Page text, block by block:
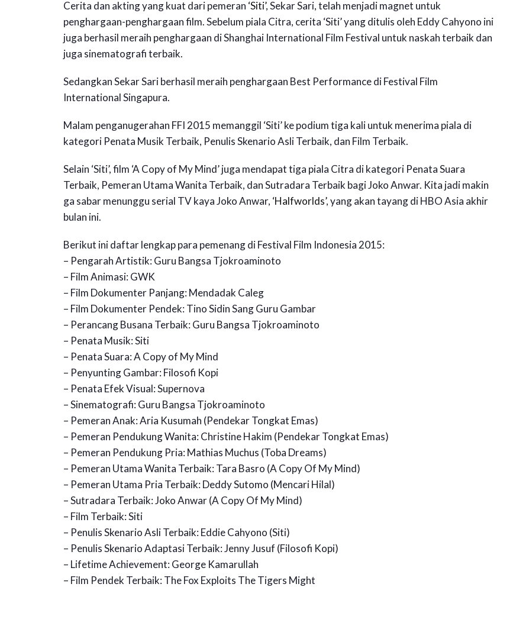
Cerita dan akting yang kuat dari pemeran ‘Siti’, Sekar Sari, telah menjadi magnet untuk
penghargaan-penghargaan film. Sebelum piala Citra, cerita ‘Siti’ yang ditulis oleh Eddy Cahyono ini
juga berhasil meraih penghargaan di Shanghai International Film Festival untuk naskah terbaik dan
juga sinematografi terbaik.
Sedangkan Sekar Sari berhasil meraih penghargaan Best Performance di Festival Film
International Singapura.
Malam penganugerahan FFI 2015 memanggil ‘Siti’ ke podium tiga kali untuk menerima piala di
kategori Penata Musik Terbaik, Penulis Skenario Asli Terbaik, dan Film Terbaik.
Selain ‘Siti’, film ‘A Copy of My Mind’ juga mendapat tiga piala Citra di kategori Penata Suara
Terbaik, Pemeran Utama Wanita Terbaik, dan Sutradara Terbaik bagi Joko Anwar. Kita jadi makin
ga sabar menunggu serial TV kaya Joko Anwar, ‘Halfworlds’, yang akan tayang di HBO Asia akhir
bulan ini.
Berikut ini daftar lengkap para pemenang di Festival Film Indonesia 2015:
– Pengarah Artistik: Guru Bangsa Tjokroaminoto
– Film Animasi: GWK
– Film Dokumenter Panjang: Mendadak Caleg
– Film Dokumenter Pendek: Tino Sidin Sang Guru Gambar
– Perancang Busana Terbaik: Guru Bangsa Tjokroaminoto
– Penata Musik: Siti
– Penata Suara: A Copy of My Mind
– Penyunting Gambar: Filosofi Kopi
– Penata Efek Visual: Supernova
– Sinematografi: Guru Bangsa Tjokroaminoto
– Pemeran Anak: Aria Kusumah (Pendekar Tongkat Emas)
– Pemeran Pendukung Wanita: Christine Hakim (Pendekar Tongkat Emas)
– Pemeran Pendukung Pria: Mathias Muchus (Toba Dreams)
– Pemeran Utama Wanita Terbaik: Tara Basro (A Copy Of My Mind)
– Pemeran Utama Pria Terbaik: Deddy Sutomo (Mencari Hilal)
– Sutradara Terbaik: Joko Anwar (A Copy Of My Mind)
– Film Terbaik: Siti
– Penulis Skenario Asli Terbaik: Eddie Cahyono (Siti)
– Penulis Skenario Adaptasi Terbaik: Jenny Jusuf (Filosofi Kopi)
– Lifetime Achievement: George Kamarullah
– Film Pendek Terbaik: The Fox Exploits The Tigers Might